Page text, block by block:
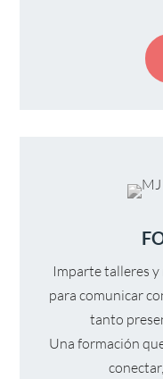
Imparte talleres
para comunicar
tanto
Una formación